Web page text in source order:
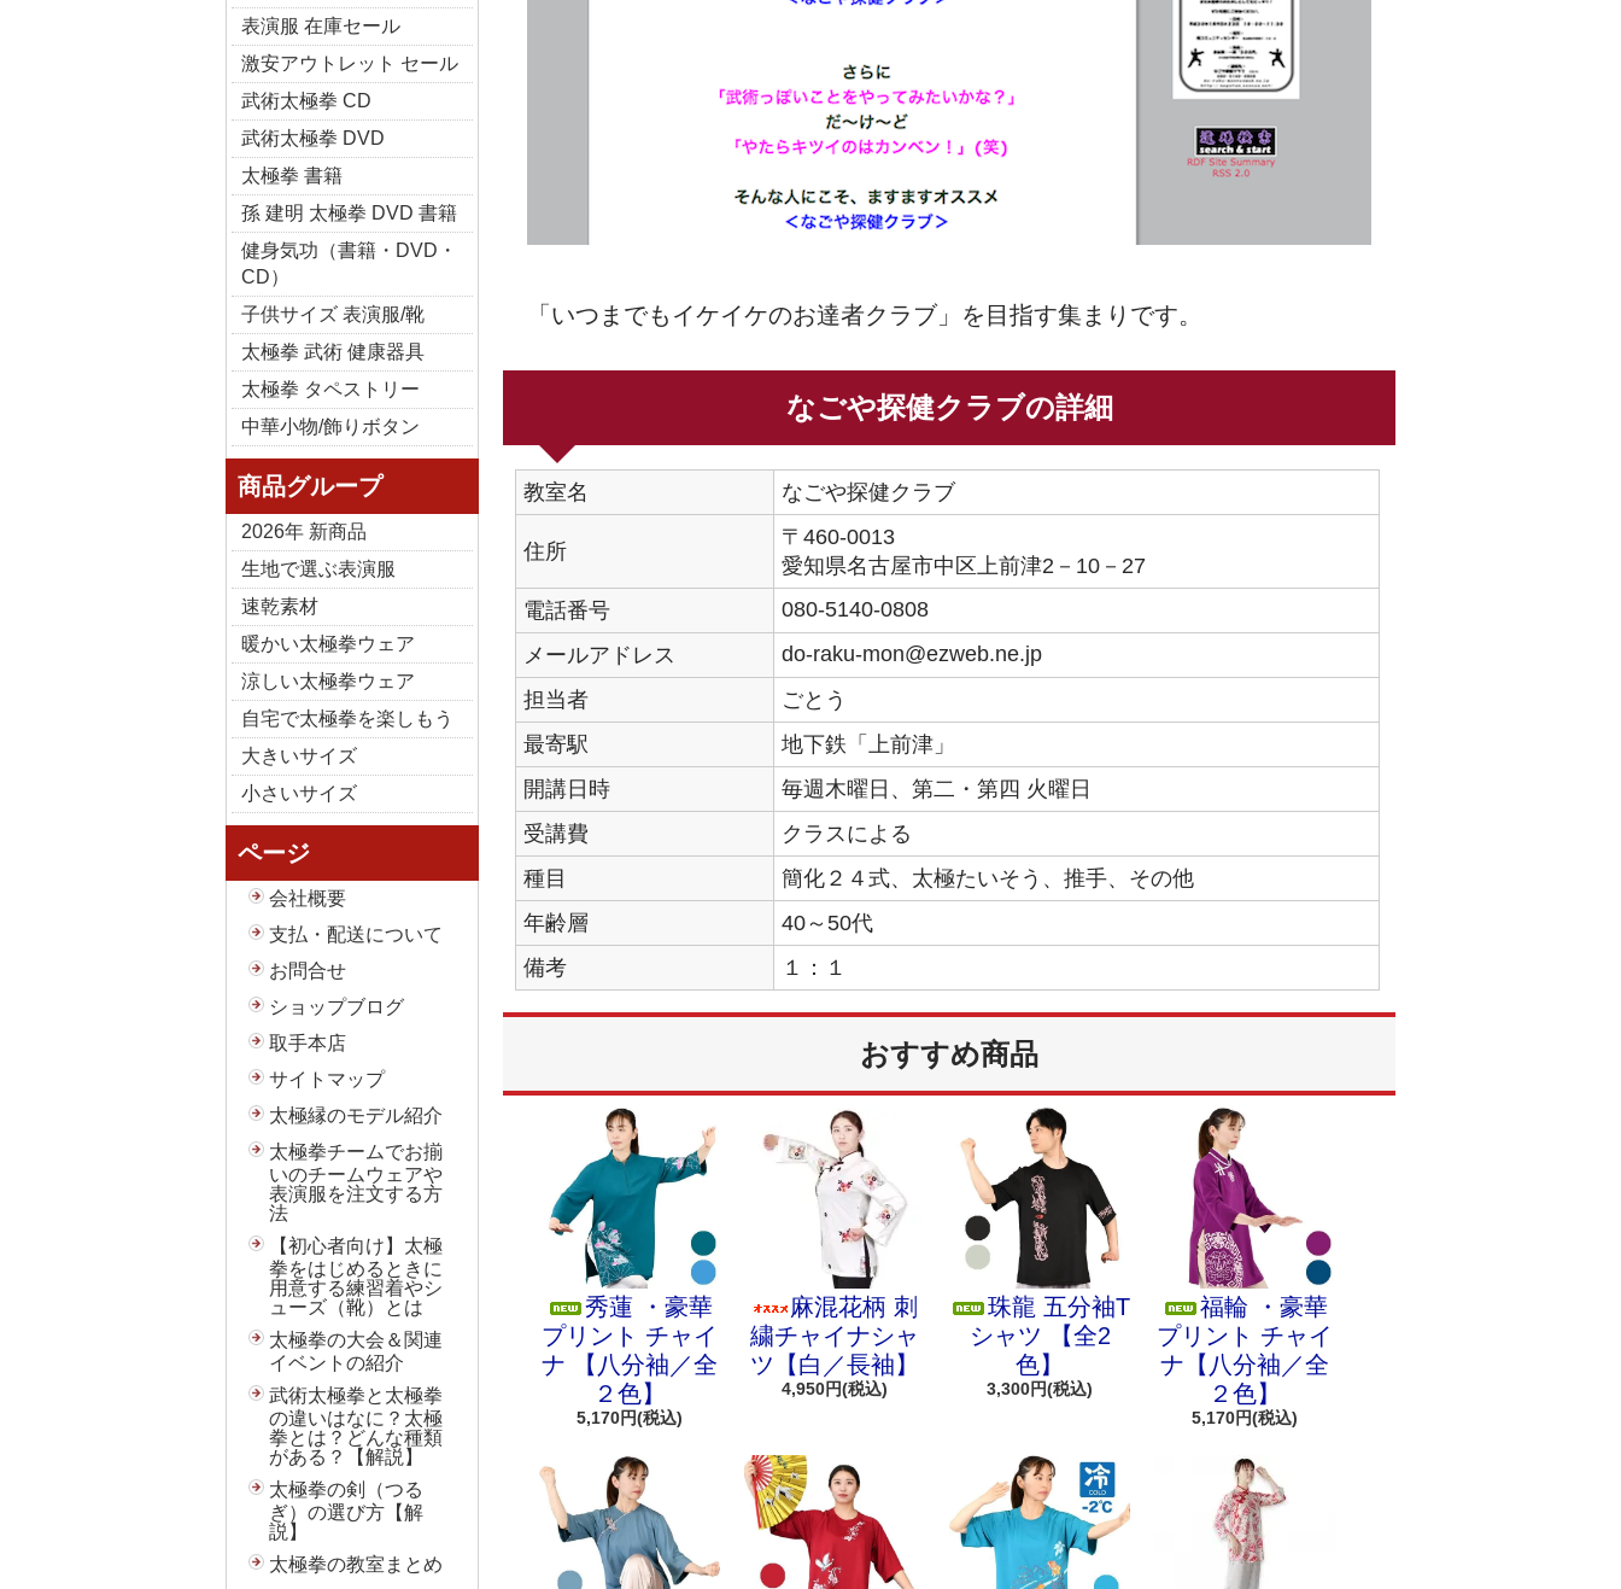
表演服 在庫セール
激安アウトレット セール
武術太極拳 CD
武術太極拳 DVD
太極拳 書籍
孫 建明 太極拳 DVD 書籍
健身気功（書籍・DVD・
CD）
子供サイズ 表演服/靴
太極拳 武術 健康器具
太極拳 タペストリー
中華小物/飾りボタン
商品グループ
2026年 新商品
生地で選ぶ表演服
速乾素材
暖かい太極拳ウェア
涼しい太極拳ウェア
自宅で太極拳を楽しもう
大きいサイズ
小さいサイズ
ページ
会社概要
支払・配送について
お問合せ
ショップブログ
取手本店
サイトマップ
太極縁のモデル紹介
太極拳チームでお揃
いのチームウェアや
表演服を注文する方
法
【初心者向け】太極
拳をはじめるときに
用意する練習着やシ
ューズ（靴）とは
太極拳の大会＆関連
イベントの紹介
武術太極拳と太極拳
の違いはなに？太極
拳とは？どんな種類
がある？【解説】
太極拳の剣（つる
ぎ）の選び方【解
説】
太極拳の教室まとめ
「いつまでもイケイケのお達者クラブ」を目指す集まりです。
なごや探健クラブの詳細
教室名 なごや探健クラブ
住所
〒460-0013
愛知県名古屋市中区上前津2－10－27
電話番号
080-5140-0808
メールアドレス
do-raku-mon@ezweb.ne.jp
担当者
ごとう
最寄駅
地下鉄「上前津」
開講日時
毎週木曜日、第二・第四 火曜日
受講費
クラスによる
種目
簡化２４式、太極たいそう、推手、その他
年齢層
40～50代
備考
１：１
おすすめ商品
秀蓮 ・豪華
プリント チャイ
ナ 【八分袖／全
２色】
5,170円(税込)
麻混花柄 刺
繍チャイナシャ
ツ【白／長袖】
4,950円(税込)
珠龍 五分袖T
シャツ 【全2
色】
3,300円(税込)
福輪 ・豪華
プリント チャイ
ナ【八分袖／全
２色】
5,170円(税込)